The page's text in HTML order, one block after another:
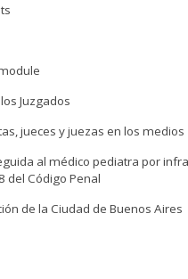
Juzgados
jueces y juezas en los medios
al médico pediatra por
del Código Penal
de la Ciudad de Buenos Aires